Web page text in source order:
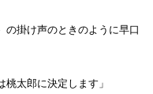
掛け声のときのように早口
桃太郎に決定します」